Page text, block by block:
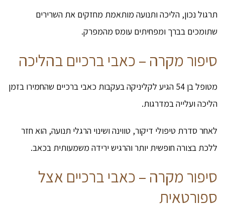
תרגול נכון, הליכה ותנועה מותאמת מחזקים את השרירים
שתומכים בברך ומפחיתים עומס מהמפרק.
סיפור מקרה – כאבי ברכיים בהליכה
מטופל בן 54 הגיע לקליניקה בעקבות כאבי ברכיים שהחמירו בזמן
הליכה ועלייה במדרגות.
לאחר סדרת טיפולי דיקור, טווינה ושינוי הרגלי תנועה, הוא חזר
ללכת בצורה חופשית יותר והרגיש ירידה משמעותית בכאב.
סיפור מקרה – כאבי ברכיים אצל
ספורטאית